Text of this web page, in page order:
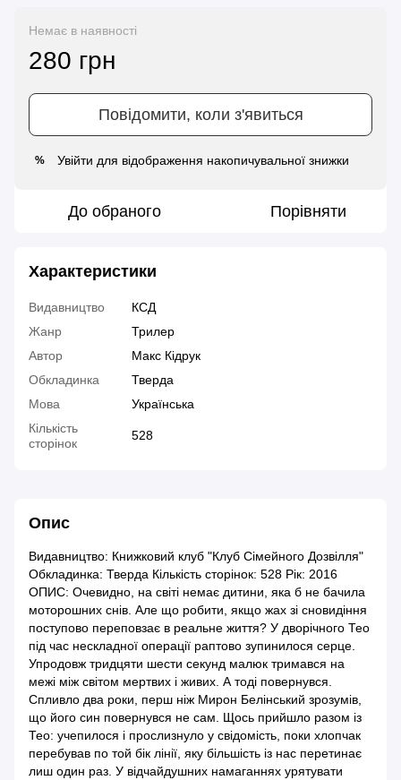
Немає в наявності
280 грн
Повідомити, коли з'явиться
% Увійти для відображення накопичувальної знижки
До обраного Порівняти
Характеристики
Видавництво
КСД
Жанр
Трилер
Автор
Макс Кідрук
Обкладинка
Тверда
Мова
Українська
Кількість
сторінок
528
Опис
Видавництво: Книжковий клуб "Клуб Сімейного Дозвілля"
Обкладинка: Тверда Кількість сторінок: 528 Рік: 2016
ОПИС: Очевидно, на світі немає дитини, яка б не бачила
моторошних снів. Але що робити, якщо жах зі сновидіння
поступово переповзає в реальне життя? У дворічного Тео
під час нескладної операції раптово зупинилося серце.
Упродовж тридцяти шести секунд малюк тримався на
межі між світом мертвих і живих. А тоді повернувся.
Спливло два роки, перш ніж Мирон Белінський зрозумів,
що його син повернувся не сам. Щось прийшло разом із
Тео: учепилося і прослизнуло у свідомість, поки хлопчак
перебував по той бік лінії, яку більшість із нас перетинає
лиш один раз. У відчайдушних намаганнях урятувати